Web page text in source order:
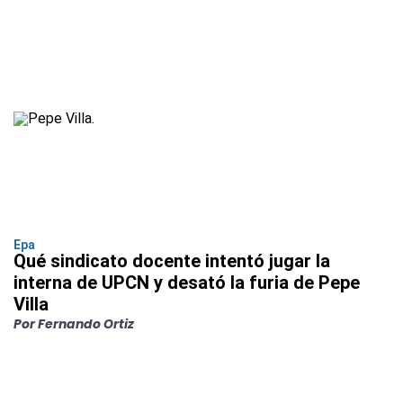
Epa
Qué sindicato docente intentó jugar la
interna de UPCN y desató la furia de Pepe
Villa
Por Fernando Ortiz